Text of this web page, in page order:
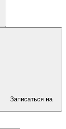
Записаться на